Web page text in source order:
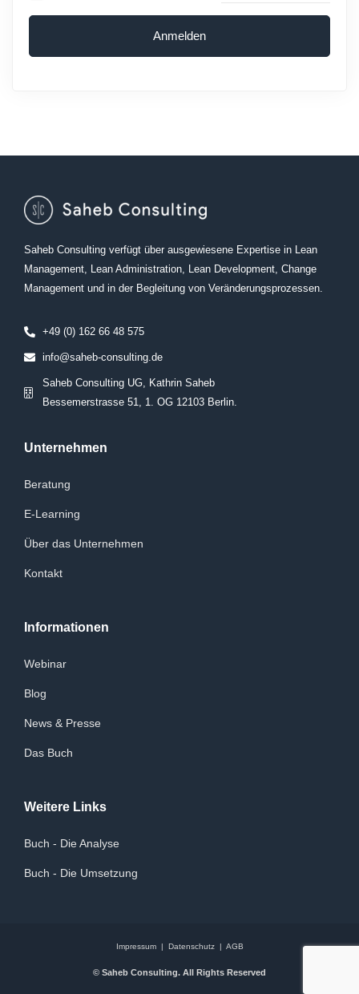
Anmelden
Saheb Consulting verfügt über ausgewiesene Expertise in Lean
Management, Lean Administration, Lean Development, Change
Management und in der Begleitung von Veränderungsprozessen.
+49 (0) 162 66 48 575
info@saheb-consulting.de
Saheb Consulting UG, Kathrin Saheb
Bessemerstrasse 51, 1. OG 12103 Berlin.
Unternehmen
Beratung
E-Learning
Über das Unternehmen
Kontakt
Informationen
Webinar
Blog
News & Presse
Das Buch
Weitere Links
Buch - Die Analyse
Buch - Die Umsetzung
Impressum| Datenschutz| AGB
© Saheb Consulting. All Rights Reserved